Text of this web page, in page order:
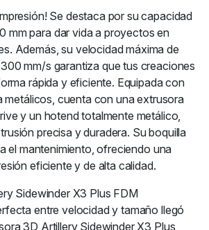
Se destaca por su capacidad
mm para dar vida a proyectos en
Además, su velocidad máxima de
mm/s garantiza que tus creaciones
rápida y eficiente. Equipada con
metálicos, cuenta con una extrusora
y un hotend totalmente metálico,
precisa y duradera. Su boquilla
el mantenimiento, ofreciendo una
eficiente y de alta calidad.
Sidewinder X3 Plus FDM
entre velocidad y tamaño llegó
3D Artillery Sidewinder X3 Plus